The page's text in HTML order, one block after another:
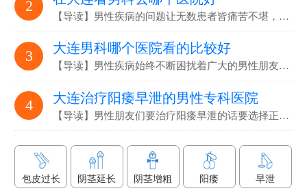
2
【导读】男性疾病的问题让无数患者皆痛苦不堪，要选…
3 大连男科哪个医院看的比较好
【导读】男性疾病始终不断困扰着广大的男性朋友们，解决男性疾病…
4 大连治疗阳痿早泄的男性专科医院
【导读】男性朋友们要治疗阳痿早泄的话要选择正规专业的男科医院…
包皮过长 阴茎延长 阴茎增粗 阳痿 早泄